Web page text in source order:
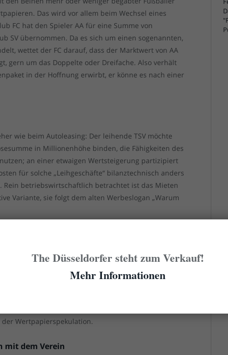
Das wird vor allem beim Wechsel eines
FC hat den Spieler AA für eine Summe von
SV übernommen. Da es sich um einen sogenannten,
wettet der FC darauf, dass der Marktwert von AA
gern um das Doppelte oder Dreifache. Also verhält
in der Hoffnung erwirbt, er könne es nach einer
wie beim Autoleasing: Der leihende TSV möchte
in Millionenhöhe binden, die Fähigkeiten des
an einer etwaigen Wertsteigerung partizipiert
für solche „Leihgeschäfte“ bilanztechnisch anders
Rein betriebswirtschaftlich betrachtet ist das Mieten
Variante, sie folgt dem alten Werbeslogan „Warum
zu beschreiben, widerspricht den Gefühlen, den
vieler Fans. Und, ja, dass das Verpflichten von
Urteil von 1995 überhaupt so abläuft, ist für
Nur: Das Verfahren, mit dem Kicker bei
müsste den Fußballromantikern genauso
„Elf Freunde müsst ihr sein“ als das Leihwesen.
heutzutage nur noch wenig mit der sportlichen
Wertpapierspekulation.
mit dem Verein
The Düsseldorfer steht zum Verkauf!
Mehr Informationen